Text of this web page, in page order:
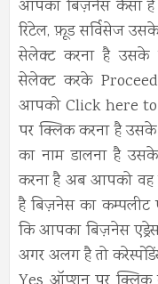
आपका बिज़नेस कैसा है
रिटेल, फ़ूड सर्विसेज
सेलेक्ट करना है उसके
सेलेक्ट करके
आपको Click here
पर क्लिक करना है
का नाम डालना है
करना है अब आपको वह
है बिज़नेस का कम्पलीट
कि आपका बिज़नेस
अगर अलग है तो